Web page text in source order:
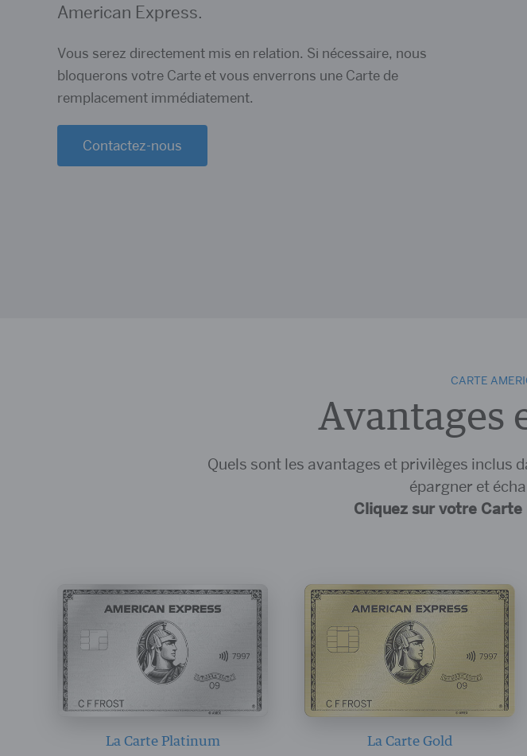
American Express.
Vous serez directement mis en relation. Si nécessaire, nous
bloquerons votre Carte et vous enverrons une Carte de
remplacement immédiatement.
Contactez-nous
CARTE
Avantages
Quels sont les avantages et privilèges inclus
épargner et
Cliquez sur votre
La Carte Platinum La Carte Gold